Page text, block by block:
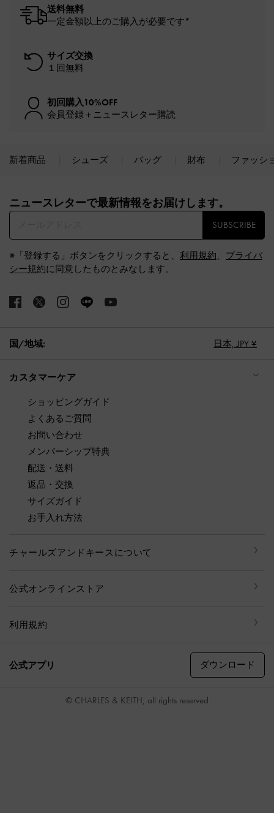
送料無料
一定金額以上のご購入が必要です*
サイズ交換
１回無料
初回購入10%OFF
会員登録＋ニュースレター購読
新着商品 シューズ バッグ 財布 ファッシ
ニュースレターで最新情報をお届けします。​
SUBSCRIBE
※「登録する」ボタンをクリックすると、 利用規約、 プライバ
シー規約に同意したものとみなします。
国/地域: 日本, JPY ¥
カスタマーケア
ショッピングガイド
よくあるご質問
お問い合わせ
メンバーシップ特典
配送・送料
返品・交換
サイズガイド
お手入れ方法
チャールズアンドキースについて
公式オンラインストア
利用規約
公式アプリ ダウンロード
© CHARLES & KEITH, all rights reserved